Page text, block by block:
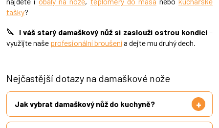
tašky?
🔪 I váš starý damaškový nůž si zaslouží ostrou kondici–
využijte naše profesionální broušenía dejte mu druhý dech.
Nejčastější dotazy na damaškové nože
Jak vybrat damaškový nůž do kuchyně?